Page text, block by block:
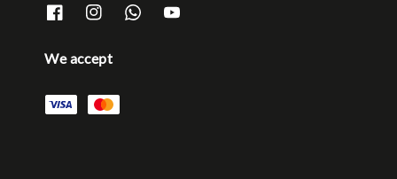
We accept